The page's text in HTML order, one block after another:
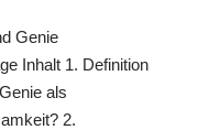
Genie
Inhalt 1. Definition
als
2.